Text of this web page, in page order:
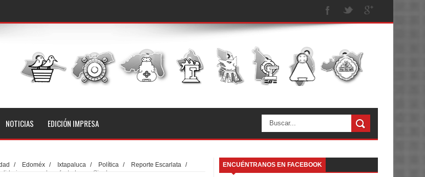
NOTICIAS EDICIÓN IMPRESA
/ Edoméx / Ixtapaluca / Política / Reporte Escarlata
/
con los afectados en Sinaloa
ENCUÉNTRANOS EN FACEBOOK